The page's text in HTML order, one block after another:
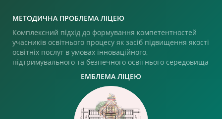
МЕТОДИЧНА ПРОБЛЕМА ЛІЦЕЮ
Комплексний підхід до формування компетентностей
учасників освітнього процесу як засіб підвищення якості
освітніх послуг в умовах інноваційного,
підтримувального та безпечного освітнього середовища
ЕМБЛЕМА ЛІЦЕЮ